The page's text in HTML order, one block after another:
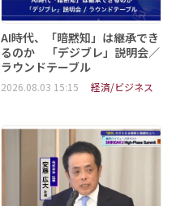
AI時代、「暗黙知」は継承でき
るのか 「デジブレ」説明会／
ラウンドテーブル
2026.08.03 15:15 経済/ビジネス